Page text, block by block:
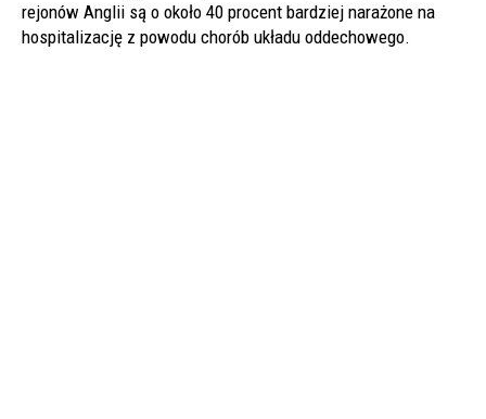
rejonów Anglii są o około 40 procent bardziej narażone na
hospitalizację z powodu chorób układu oddechowego.